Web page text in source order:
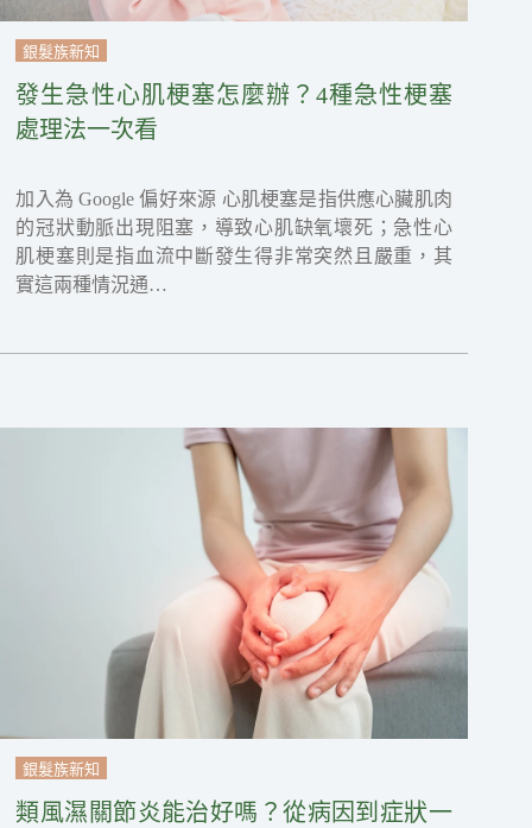
銀髮族新知
發生急性心肌梗塞怎麼辦？4種急性梗塞
處理法一次看
加入為 Google 偏好來源 心肌梗塞是指供應心臟肌肉
的冠狀動脈出現阻塞，導致心肌缺氧壞死；急性心
肌梗塞則是指血流中斷發生得非常突然且嚴重，其
實這兩種情況通…
銀髮族新知
類風濕關節炎能治好嗎？從病因到症狀一